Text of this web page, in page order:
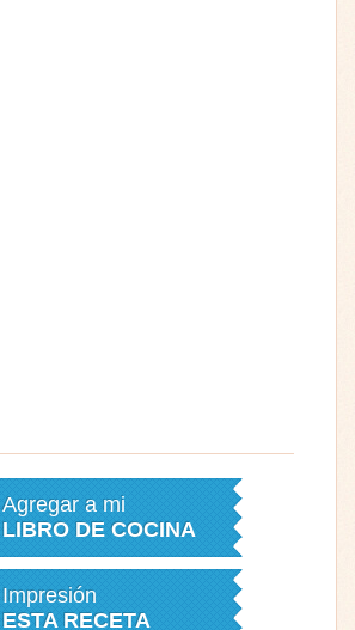
Agregar a mi
LIBRO DE COCINA
Impresión
ESTA RECETA